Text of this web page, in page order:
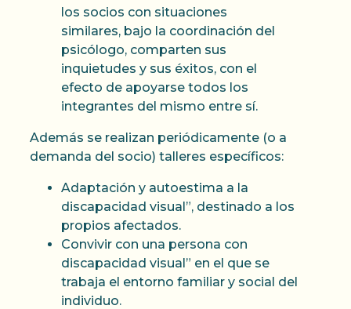
los socios con situaciones
similares, bajo la coordinación del
psicólogo, comparten sus
inquietudes y sus éxitos, con el
efecto de apoyarse todos los
integrantes del mismo entre sí.
Además se realizan periódicamente (o a
demanda del socio) talleres específicos:
Adaptación y autoestima a la
discapacidad visual”, destinado a los
propios afectados.
Convivir con una persona con
discapacidad visual” en el que se
trabaja el entorno familiar y social del
individuo.